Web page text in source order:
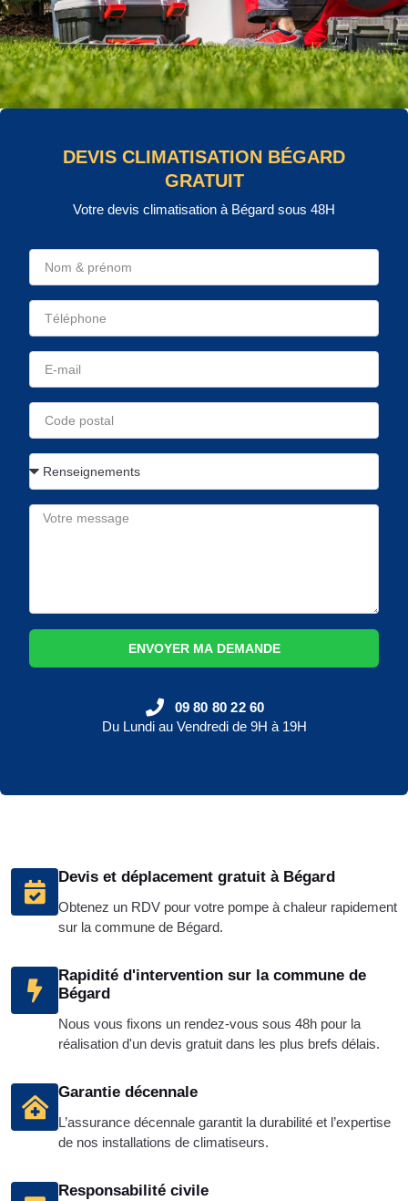
Devis et déplacement gratuit à Bégard
Obtenez un RDV pour votre pompe à chaleur rapidement
sur la commune de Bégard.
Rapidité d'intervention sur la commune de
Bégard
Nous vous fixons un rendez-vous sous 48h pour la
réalisation d'un devis gratuit dans les plus brefs délais.
Garantie décennale
L’assurance décennale garantit la durabilité et l’expertise
de nos installations de climatiseurs.
Responsabilité civile
DEVIS CLIMATISATION BÉGARD
GRATUIT
Votre devis climatisation à Bégard sous 48H
ENVOYER MA DEMANDE
09 80 80 22 60
Du Lundi au Vendredi de 9H à 19H